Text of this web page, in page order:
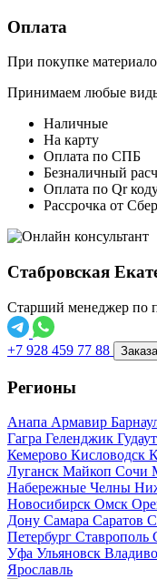
Оплата
При покупке
Принимаем любые
Наличные
На карту
Оплата по СПБ
Безналичный
Оплата по Qr
Рассрочка от
Стабровская
Старший менеджер по
+7 928 459 77 88
Регионы
Анапа Армавир
Гагра Геленджик
Кемерово Кисловодск
Луганск Майкоп Сочи
Набережные Челны
Новосибирск Омск
Дону Самара Саратов
Петербург Ставрополь
Уфа Ульяновск
Ярославль